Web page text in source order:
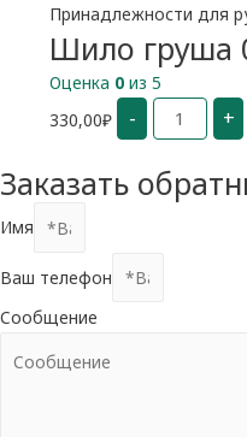
Принадлежности для
Шило груша
Оценка 0 из 5
330,00₽ - Шило
груша
+
Заказать
Имя
Ваш телефон
Сообщение